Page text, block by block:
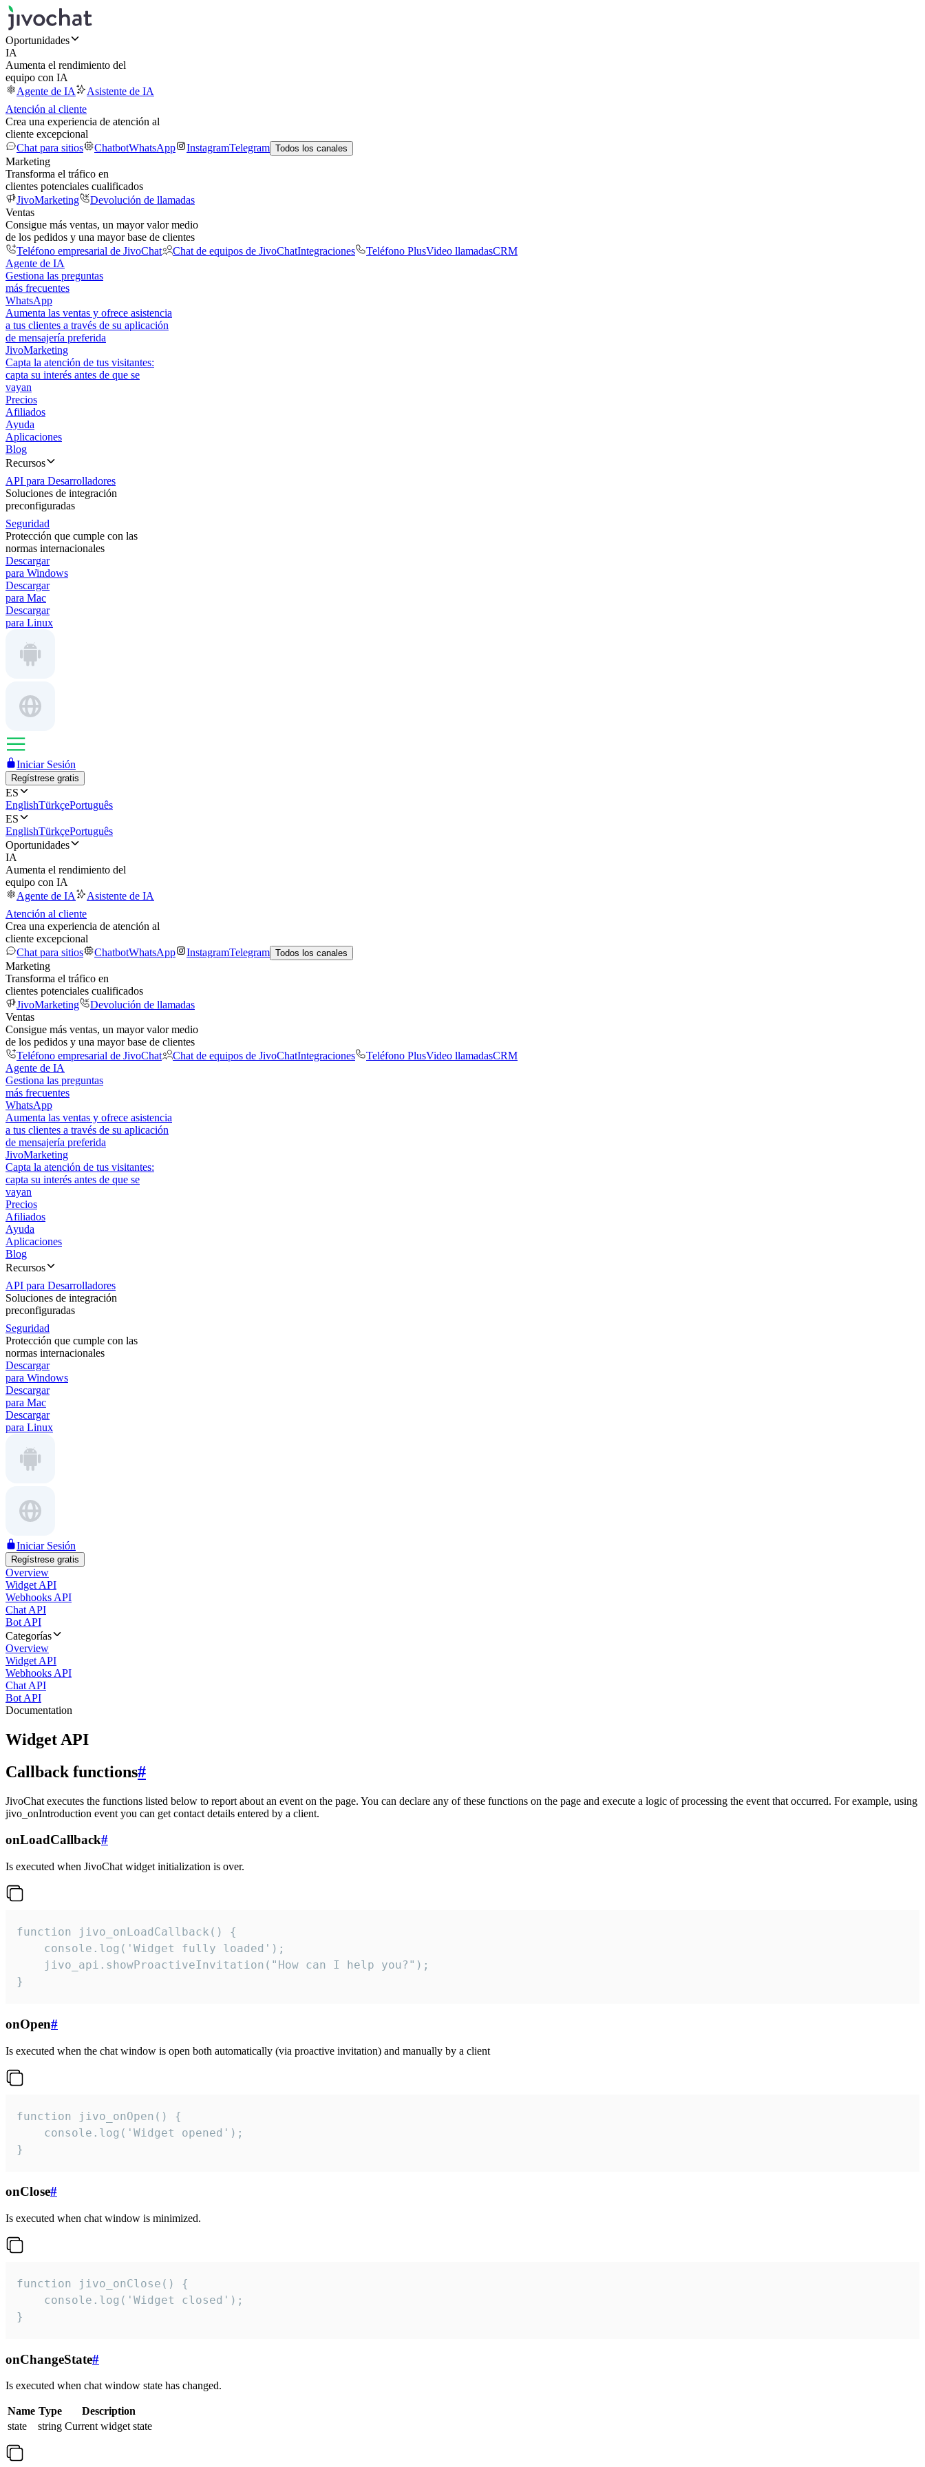
Oportunidades
IA
Aumenta el rendimiento del
equipo con IA
Agente de IA
Asistente de IA
Atención al cliente
Crea una experiencia de atención al
cliente excepcional
Chat para sitios
ChatbotWhatsApp InstagramTelegram Todos los canales
Marketing
Transforma el tráfico en
clientes potenciales cualificados
JivoMarketing
Devolución de llamadas
Ventas
Consigue más ventas, un mayor valor medio
de los pedidos y una mayor base de clientes
Teléfono empresarial de JivoChat
Chat de equipos de JivoChatIntegraciones Teléfono PlusVideo llamadasCRM
Agente de IA
Gestiona las preguntas
más frecuentes
WhatsApp
Aumenta las ventas y ofrece asistencia
a tus clientes a través de su aplicación
de mensajería preferida
JivoMarketing
Capta la atención de tus visitantes:
capta su interés antes de que se
vayan
Precios
Afiliados
Ayuda
Aplicaciones
Blog
Recursos
API para Desarrolladores
Soluciones de integración
preconfiguradas
Seguridad
Protección que cumple con las
normas internacionales
Descargar
para Windows
Descargar
para Mac
Descargar
para Linux
Iniciar Sesión
Regístrese gratis
ES
EnglishTürkçePortuguês
ES
EnglishTürkçePortuguês
Oportunidades
IA
Aumenta el rendimiento del
equipo con IA
Agente de IA
Asistente de IA
Atención al cliente
Crea una experiencia de atención al
cliente excepcional
Chat para sitios
ChatbotWhatsApp InstagramTelegram Todos los canales
Marketing
Transforma el tráfico en
clientes potenciales cualificados
JivoMarketing
Devolución de llamadas
Ventas
Consigue más ventas, un mayor valor medio
de los pedidos y una mayor base de clientes
Teléfono empresarial de JivoChat
Chat de equipos de JivoChatIntegraciones Teléfono PlusVideo llamadasCRM
Agente de IA
Gestiona las preguntas
más frecuentes
WhatsApp
Aumenta las ventas y ofrece asistencia
a tus clientes a través de su aplicación
de mensajería preferida
JivoMarketing
Capta la atención de tus visitantes:
capta su interés antes de que se
vayan
Precios
Afiliados
Ayuda
Aplicaciones
Blog
Recursos
API para Desarrolladores
Soluciones de integración
preconfiguradas
Seguridad
Protección que cumple con las
normas internacionales
Descargar
para Windows
Descargar
para Mac
Descargar
para Linux
Iniciar Sesión
Regístrese gratis
Overview
Widget API
Webhooks API
Chat API
Bot API
Categorías
Overview
Widget API
Webhooks API
Chat API
Bot API
Documentation
Widget API
Callback functions#
JivoChat executes the functions listed below to report about an event on the page. You can declare any of these functions on the page and execute a logic of processing the event that occurred. For example, using
jivo_onIntroduction event you can get contact details entered by a client.
onLoadCallback#
Is executed when JivoChat widget initialization is over.
function jivo_onLoadCallback() {
    console.log('Widget fully loaded');
    jivo_api.showProactiveInvitation("How can I help you?");
}
onOpen#
Is executed when the chat window is open both automatically (via proactive invitation) and manually by a client
function jivo_onOpen() {
    console.log('Widget opened');
}
onClose#
Is executed when chat window is minimized.
function jivo_onClose() {
    console.log('Widget closed');
}
onChangeState#
Is executed when chat window state has changed.
Name Type
Description
state
string Current widget state